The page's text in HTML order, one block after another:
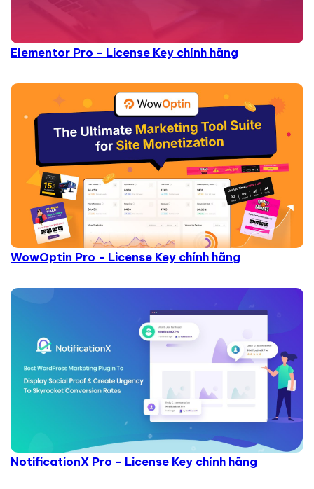
Elementor Pro - License Key chính hãng
WowOptin Pro - License Key chính hãng
NotificationX Pro - License Key chính hãng